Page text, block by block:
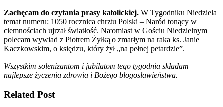
Zachęcam do czytania prasy katolickiej. W Tygodniku Niedziela
temat numeru: 1050 rocznica chrztu Polski – Naród tonący w
ciemnościach ujrzał światłość. Natomiast w Gościu Niedzielnym
polecam wywiad z Piotrem Żyłką o zmarłym na raka ks. Janie
Kaczkowskim, o księdzu, który żył „na pełnej petardzie”.
Wszystkim solenizantom i jubilatom tego tygodnia składam
najlepsze życzenia zdrowia i Bożego błogosławieństwa.
Related Post